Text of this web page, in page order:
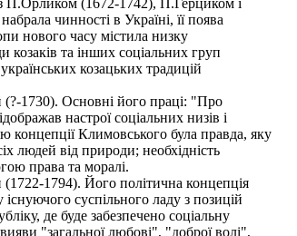
П.Орликом (1672-1742), П.Герциком і
чинності в Україні, її поява
нового часу містила низку
козаків та інших соціальних груп
козацьких традицій
(?-1730). Основні його праці: "Про
настрої соціальних низів і
концепції Климовського була правда, яку
людей від природи; необхідність
права та моралі.
(1722-1794). Його політична концепція
суспільного ладу з позицій
де буде забезпечено соціальну
"загальної любові", "доброї волі",